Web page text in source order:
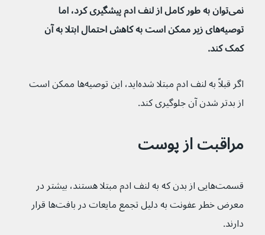
نمی‌توان به طور کامل از لنف ادم پیشگیری کرد، اما
توصیه‌های زیر ممکن است به کاهش احتمال ابتلا به آن
کمک کند.
اگر قبلاً به لنف ادم مبتلا شده‌اید، این توصیه‌ها ممکن است
از بدتر شدن آن جلوگیری کند.
مراقبت از پوست
قسمت‌هایی از بدن که به لنف‌ ادم مبتلا هستند، بیشتر در
معرض خطر عفونت به دلیل تجمع مایعات در بافت‌ها قرار
دارند.